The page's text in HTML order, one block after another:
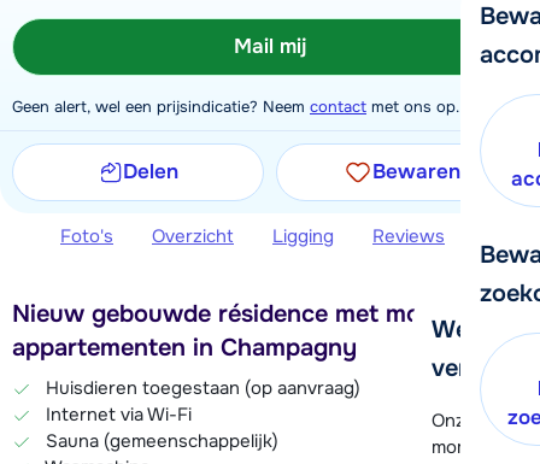
We
verder!
Onze
moment
Mail mij
Geen alert, wel een prijsindicatie? Neem contact met ons op.
Delen Bewaren
Foto's Overzicht Ligging Reviews
Nieuw gebouwde résidence met mooie
appartementen in Champagny
Huisdieren toegestaan (op aanvraag)
Internet via Wi-Fi
Sauna (gemeenschappelijk)